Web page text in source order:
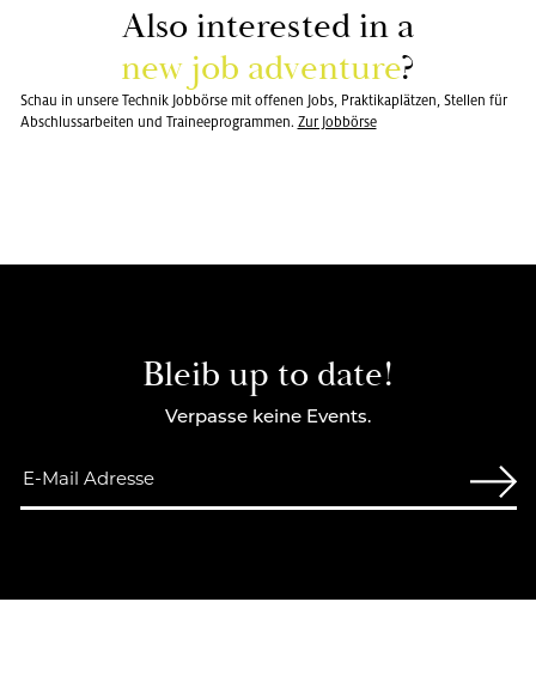
Also in­te­rested in a
new job ad­ven­ture?
Schau in unsere Technik Jobbörse mit offenen Jobs, Praktikaplätzen, Stellen für
Abschlussarbeiten und Traineeprogrammen. Zur Job­bör­se
Bleib up to date!
Verpasse keine Events.